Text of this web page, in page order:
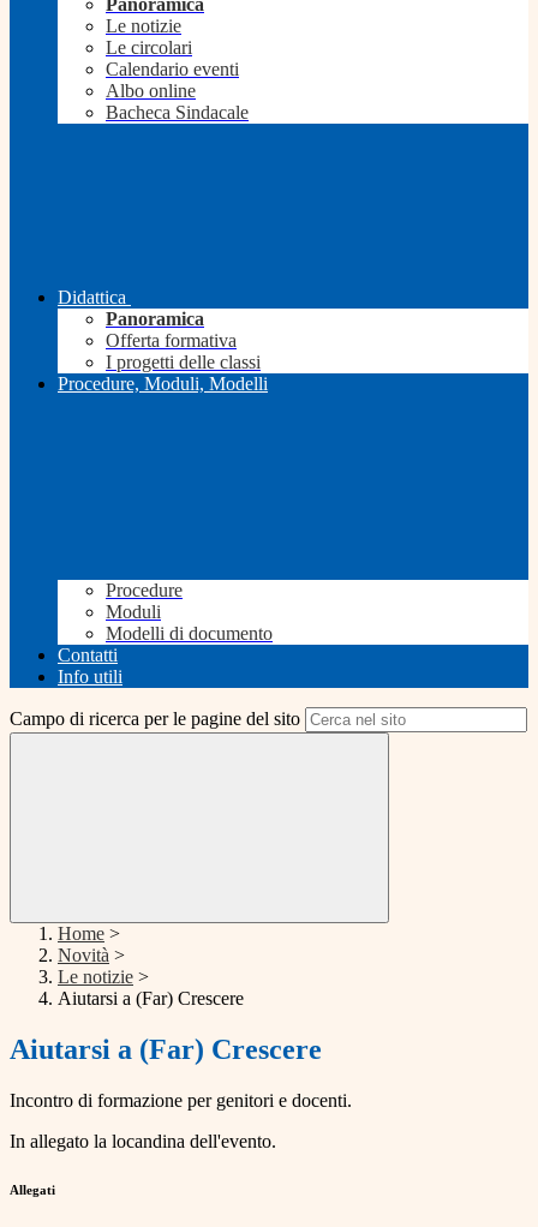
Panoramica
Le notizie
Le circolari
Calendario eventi
Albo online
Bacheca Sindacale
Didattica
Panoramica
Offerta formativa
I progetti delle classi
Procedure, Moduli, Modelli
Procedure
Moduli
Modelli di documento
Contatti
Info utili
Campo di ricerca per le pagine del sito
Home >
Novità >
Le notizie >
Aiutarsi a (Far) Crescere
Aiutarsi a (Far) Crescere
Incontro di formazione per genitori e docenti.
In allegato la locandina dell'evento.
Allegati